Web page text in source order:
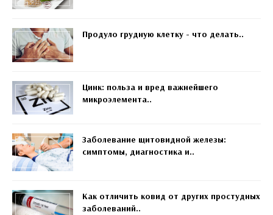
Продуло грудную клетку - что делать..
Цинк: польза и вред важнейшего
микроэлемента..
Заболевание щитовидной железы:
симптомы, диагностика и..
Как отличить ковид от других простудных
заболеваний..